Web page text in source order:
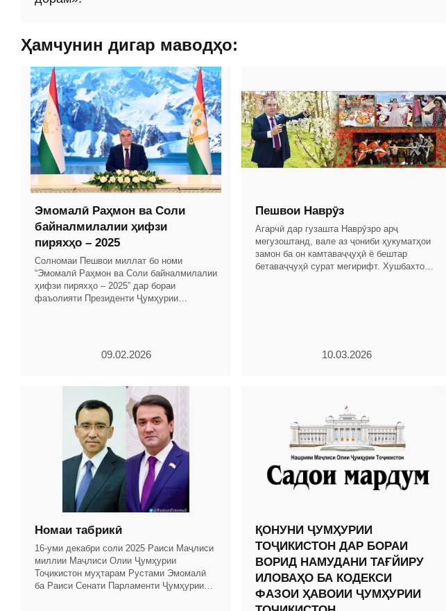
Ҳамчунин дигар маводҳо:
Эмомалӣ Раҳмон ва Соли
байналмилалии ҳифзи
пиряхҳо – 2025
Солномаи Пешвои миллат бо номи
“Эмомалӣ Раҳмон ва Соли байналмилалии
ҳифзи пиряхҳо – 2025” дар бораи
фаъолияти Президенти Ҷумҳурии
09.02.2026
Пешвои Наврӯз
Агарчӣ дар гузашта Наврӯзро арҷ
мегузоштанд, вале аз ҷониби ҳукуматҳои
замон ба он камтаваҷҷуҳӣ ё бештар
бетаваҷҷуҳӣ сурат мегирифт. Хушбахтона,
10.03.2026
Номаи табрикӣ
16-уми декабри соли 2025 Раиси Маҷлиси
миллии Маҷлиси Олии Ҷумҳурии
Тоҷикистон муҳтарам Рустами Эмомалӣ
ба Раиси Сенати Парламенти Ҷумҳурии
ҚОНУНИ ҶУМҲУРИИ
ТОҶИКИСТОН ДАР БОРАИ
ВОРИД НАМУДАНИ ТАҒЙИРУ
ИЛОВАҲО БА КОДЕКСИ
ФАЗОИ ҲАВОИИ ҶУМҲУРИИ